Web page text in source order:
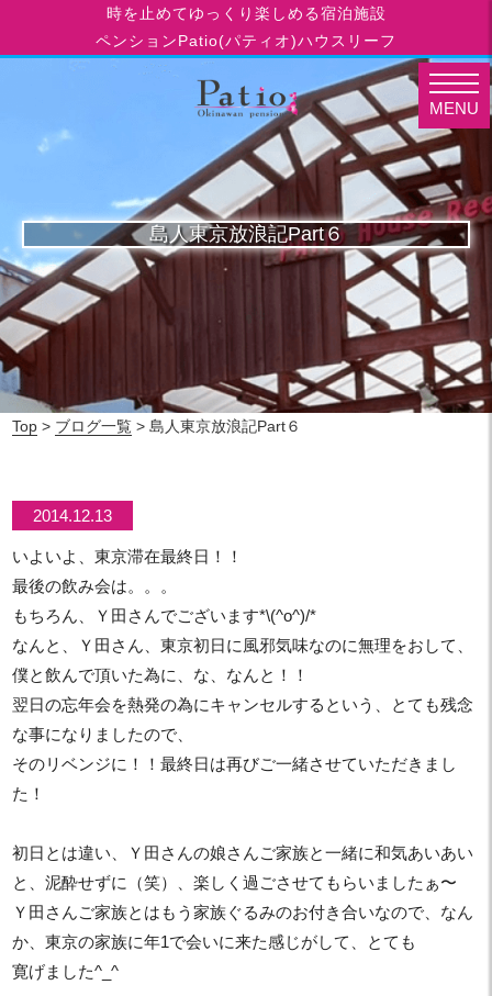
時を止めてゆっくり楽しめる宿泊施設
ペンションPatio(パティオ)ハウスリーフ
島人東京放浪記Part６
Top > ブログ一覧 > 島人東京放浪記Part６
2014.12.13
いよいよ、東京滞在最終日！！
最後の飲み会は。。。
もちろん、Ｙ田さんでございます*\(^o^)/*
なんと、Ｙ田さん、東京初日に風邪気味なのに無理をおして、
僕と飲んで頂いた為に、な、なんと！！
翌日の忘年会を熱発の為にキャンセルするという、とても残念
な事になりましたので、
そのリベンジに！！最終日は再びご一緒させていただきまし
た！
初日とは違い、Ｙ田さんの娘さんご家族と一緒に和気あいあい
と、泥酔せずに（笑）、楽しく過ごさせてもらいましたぁ〜
Ｙ田さんご家族とはもう家族ぐるみのお付き合いなので、なん
か、東京の家族に年1で会いに来た感じがして、とても
寛げました^_^
MENU